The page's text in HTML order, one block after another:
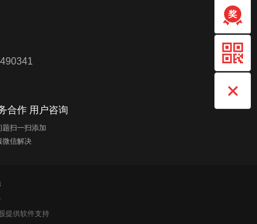
合作 用户咨询
题扫一扫添加
微信解决
提供软件支持